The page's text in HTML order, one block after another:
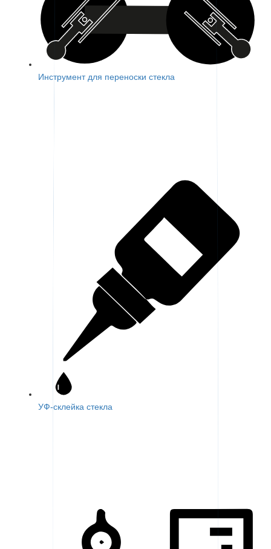
Инструмент для переноски стекла
УФ-склейка стекла